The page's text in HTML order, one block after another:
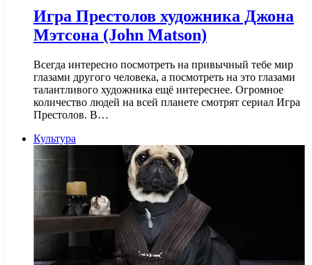
Игра Престолов художника Джона
Мэтсона (John Matson)
Всегда интересно посмотреть на привычный тебе мир
глазами другого человека, а посмотреть на это глазами
талантливого художника ещё интереснее. Огромное
количество людей на всей планете смотрят сериал Игра
Престолов. В…
Культура